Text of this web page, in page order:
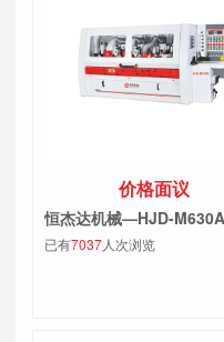
价格面议
已有7037人次浏览